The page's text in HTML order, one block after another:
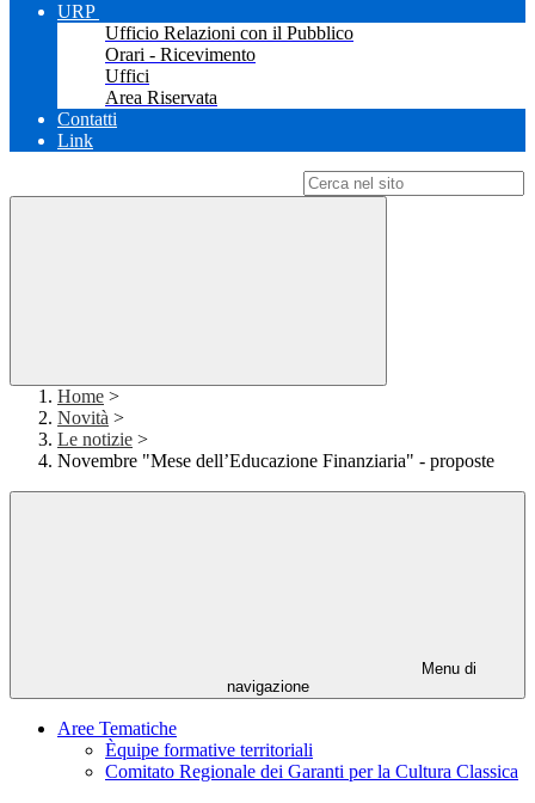
URP
Ufficio Relazioni con il Pubblico
Orari - Ricevimento
Uffici
Area Riservata
Contatti
Link
Home >
Novità >
Le notizie >
Novembre "Mese dell’Educazione Finanziaria" - proposte
Menu di
navigazione
Aree Tematiche
Èquipe formative territoriali
Comitato Regionale dei Garanti per la Cultura Classica